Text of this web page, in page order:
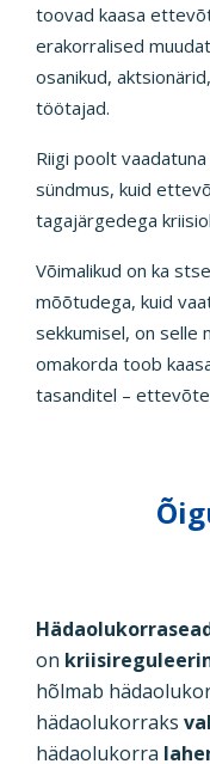
toovad kaasa
erakorralised
osanikud,
töötajad.
Riigi poolt
sündmus, kuid
tagajärgedega
Võimalikud on ka
mõõtudega, kuid
sekkumisel, on selle
omakorda toob
tasanditel –
on
hõlmab
hädaolukorraks
hädaolukorra